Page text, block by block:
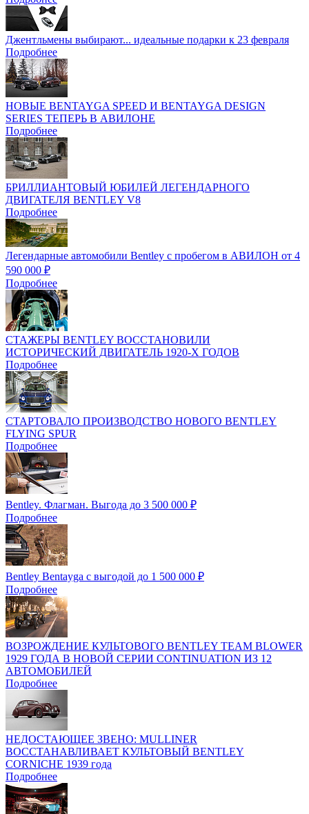
Джентльмены выбирают... идеальные подарки к 23 февраля
Подробнее
НОВЫЕ BENTAYGA SPEED И BENTAYGA DESIGN
SERIES ТЕПЕРЬ В АВИЛОНЕ
Подробнее
БРИЛЛИАНТОВЫЙ ЮБИЛЕЙ ЛЕГЕНДАРНОГО
ДВИГАТЕЛЯ BENTLEY V8
Подробнее
Легендарные автомобили Bentley с пробегом в АВИЛОН от 4
590 000 ₽
Подробнее
СТАЖЕРЫ BENTLEY ВОССТАНОВИЛИ
ИСТОРИЧЕСКИЙ ДВИГАТЕЛЬ 1920-Х ГОДОВ
Подробнее
СТАРТОВАЛО ПРОИЗВОДСТВО НОВОГО BENTLEY
FLYING SPUR
Подробнее
Bentley. Флагман. Выгода до 3 500 000 ₽
Подробнее
Bentley Bentayga c выгодой до 1 500 000 ₽
Подробнее
ВОЗРОЖДЕНИЕ КУЛЬТОВОГО BENTLEY TEAM BLOWER
1929 ГОДА В НОВОЙ СЕРИИ CONTINUATION ИЗ 12
АВТОМОБИЛЕЙ
Подробнее
НЕДОСТАЮЩЕЕ ЗВЕНО: MULLINER
ВОССТАНАВЛИВАЕТ КУЛЬТОВЫЙ BENTLEY
CORNICHE 1939 года
Подробнее